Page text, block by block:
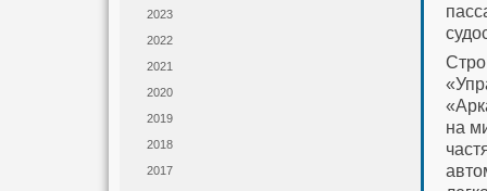
2023
2022
2021
2020
2019
2018
2017
на